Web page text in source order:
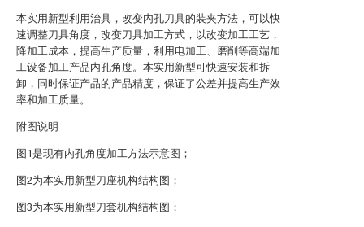
本实用新型利用治具，改变内孔刀具的装夹方法，可以快
速调整刀具角度，改变刀具加工方式，以改变加工工艺，
降加工成本，提高生产质量，利用电加工、磨削等高端加
工设备加工产品内孔角度。本实用新型可快速安装和拆
卸，同时保证产品的产品精度，保证了公差并提高生产效
率和加工质量。
附图说明
图1是现有内孔角度加工方法示意图；
图2为本实用新型刀座机构结构图；
图3为本实用新型刀套机构结构图；